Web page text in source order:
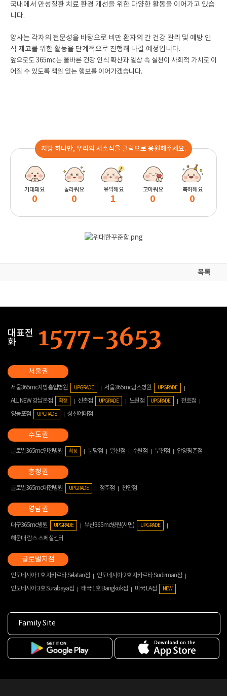
국내에서 만성질환 치료 환경 개선을 위한 다양한 활동을 이어가고 있습
니다.
양사는 각자의 전문성을 바탕으로 비만 환자의 간 건강 관리 및 예방 인
식 제고를 위한 활동을 단계적으로 진행해 나갈 예정입니다.
앞으로도 365mc는 올바른 건강 인식 확산과 일상 속 실천이 사회적 가치로 이
어질 수 있도록 책임 있는 행보를 이어가겠습니다.
지방 하나만, 우리의 새소식을 클릭으로 응원해주세요.
기대돼요
0
놀라워요
0
유익해요
1
고마워요
0
축하해요
0
목록
대표전
화
서울365mc지방흡입병원 UPGRADE 서울365mc람스병원 UPGRADE
ALL NEW 강남본점 확장 신촌점 UPGRADE 노원점 UPGRADE
천호점
영등포점
UPGRADE 성신여대점
글로벌365mc인천병원 확장 분당점 일산점 수원점 부천점 안양평촌점
글로벌365mc대전병원 UPGRADE 청주점 천안점
대구365mc병원 UPGRADE 부산365mc병원(서면) UPGRADE
해운대 람스 스페셜센터
인도네시아 1호 자카르타 Selatan점
인도네시아 2호 자카르타 Sudirman점
인도네시아 3호 Surabaya점
태국 1호 Bangkok점 미국 LA점 NEW
Family Site